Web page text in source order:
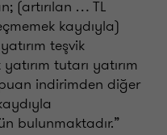
(artırılan … TL
kaydıyla)
teşvik
tutarı yatırım
indirimden diğer
bulunmaktadır.”